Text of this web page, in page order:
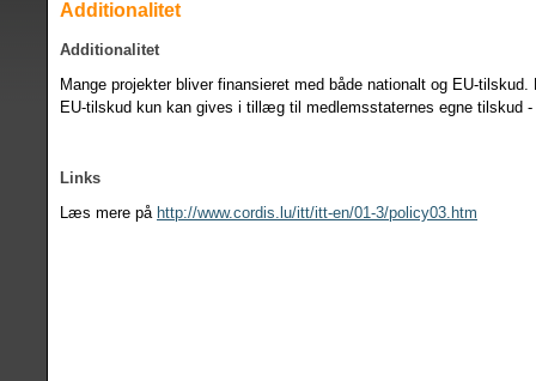
Additionalitet
Additionalitet
Mange projekter bliver finansieret med både nationalt og EU-
EU-tilskud kun kan gives i tillæg til medlemsstaternes egne tilskud
Links
Læs mere på http://www.cordis.lu/itt/itt-en/01-3/policy03.htm